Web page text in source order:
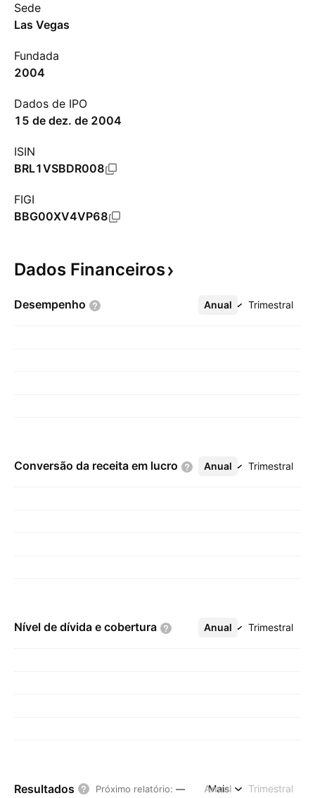
Sede
Las Vegas
Fundada
2004
Dados de IPO
15 de dez. de 2004
ISIN
BRL1VSBDR008
FIGI
BBG00XV4VP68
Dados Financeiros
Desempenho Anual Trimestral
Mais
Conversão da receita em lucro Anual Trimestral
Mais
Nível de dívida e cobertura Anual Trimestral
Mais
Resultados Próximo relatório: — Anual Trimestral
Mais